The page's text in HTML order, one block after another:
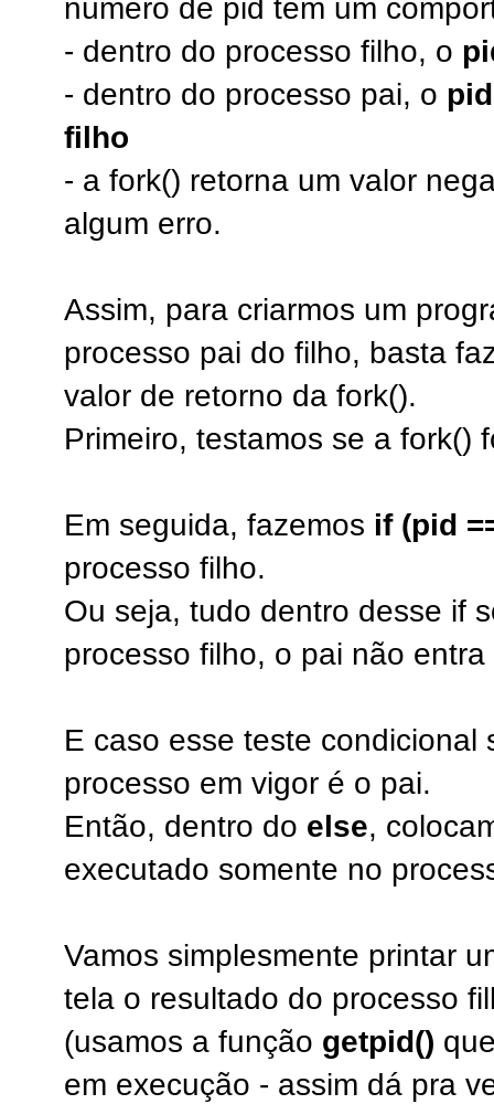
número de pid tem um
- dentro do processo filho, o
- dentro do processo pai, o
filho
- a fork() retorna um valor
algum erro.
Assim, para criarmos um
processo pai do filho, basta
valor de retorno da fork().
Primeiro, testamos se a fork()
Em seguida, fazemos if (pid
processo filho.
Ou seja, tudo dentro desse if
processo filho, o pai não
E caso esse teste condicional
processo em vigor é o pai.
Então, dentro do else,
executado somente no
Vamos simplesmente printar
tela o resultado do processo
(usamos a função getpid()
em execução - assim dá pra